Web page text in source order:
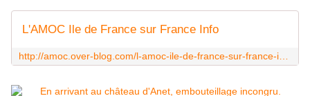
L'AMOC Ile de France sur France Info